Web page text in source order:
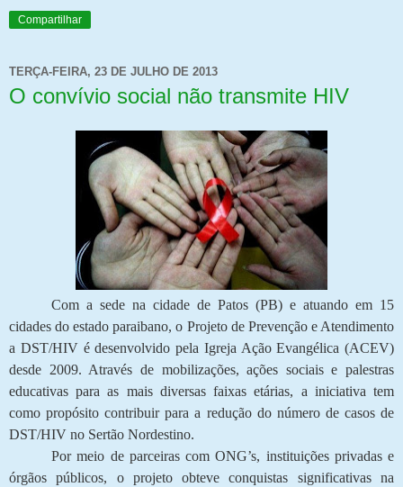
Compartilhar
TERÇA-FEIRA, 23 DE JULHO DE 2013
O convívio social não transmite HIV
Com a sede na cidade de Patos (PB) e atuando em 15
cidades do estado paraibano, o Projeto de Prevenção e Atendimento
a DST/HIV é desenvolvido pela Igreja Ação Evangélica (ACEV)
desde 2009. Através de mobilizações, ações sociais e palestras
educativas para as mais diversas faixas etárias, a iniciativa tem
como propósito contribuir para a redução do número de casos de
DST/HIV no Sertão Nordestino.
Por meio de parceiras com ONG’s, instituições privadas e
órgãos públicos, o projeto obteve conquistas significativas na